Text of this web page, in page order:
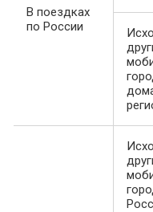
В поездках
по России